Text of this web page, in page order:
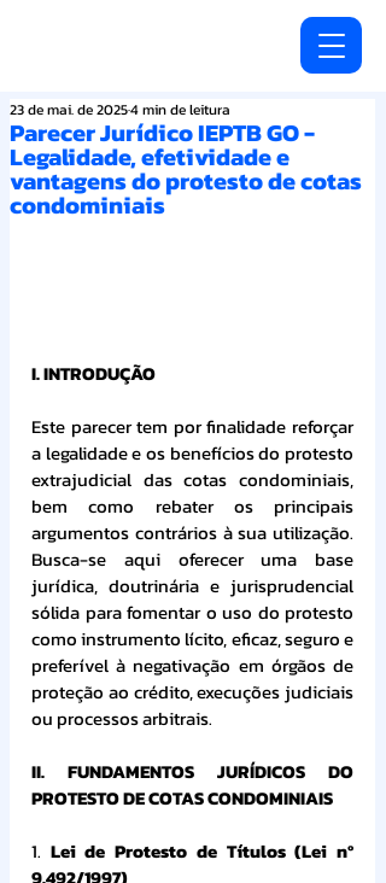
Parecer Jurídico IEPTB GO -
Legalidade, efetividade e
vantagens do protesto de cotas
condominiais
23 de mai. de 20254 min de leitura
I. INTRODUÇÃO
Este parecer tem por finalidade reforçar
a legalidade e os benefícios do protesto
extrajudicial das cotas condominiais,
bem como rebater os principais
argumentos contrários à sua utilização.
Busca-se aqui oferecer uma base
jurídica, doutrinária e jurisprudencial
sólida para fomentar o uso do protesto
como instrumento lícito, eficaz, seguro e
preferível à negativação em órgãos de
proteção ao crédito, execuções judiciais
ou processos arbitrais.
II. FUNDAMENTOS JURÍDICOS DO
PROTESTO DE COTAS CONDOMINIAIS
1. Lei de Protesto de Títulos (Lei nº